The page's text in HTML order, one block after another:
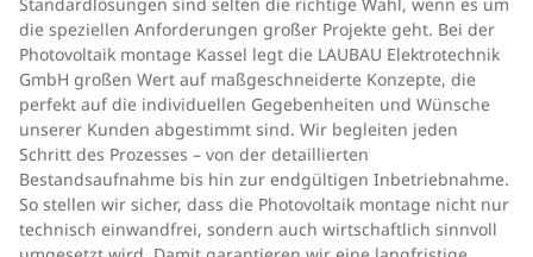
die speziellen Anforderungen großer Projekte geht. Bei der
Photovoltaik montage Kassel legt die LAUBAU Elektrotechnik
GmbH großen Wert auf maßgeschneiderte Konzepte, die
perfekt auf die individuellen Gegebenheiten und Wünsche
unserer Kunden abgestimmt sind. Wir begleiten jeden
Schritt des Prozesses – von der detaillierten
Bestandsaufnahme bis hin zur endgültigen Inbetriebnahme.
So stellen wir sicher, dass die Photovoltaik montage nicht nur
technisch einwandfrei, sondern auch wirtschaftlich sinnvoll